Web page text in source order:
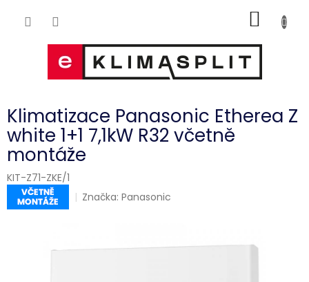
KOŠÍK
Klimatizace Panasonic Etherea Z
white 1+1 7,1kW R32 včetně
montáže
KIT-Z71-ZKE/1
Značka:Panasonic